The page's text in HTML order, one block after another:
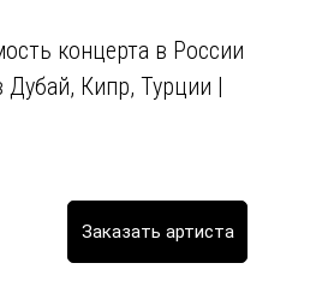
концерта в России
Дубай, Кипр, Турции |